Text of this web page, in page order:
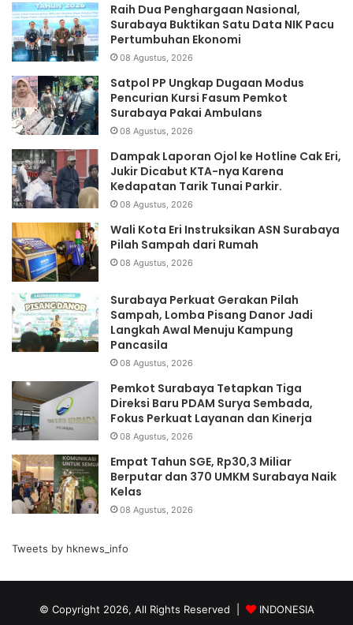
Raih Dua Penghargaan Nasional,
Surabaya Buktikan Satu Data NIK Pacu
Pertumbuhan Ekonomi
08 Agustus, 2026
Satpol PP Ungkap Dugaan Modus
Pencurian Kursi Fasum Pemkot
Surabaya Pakai Ambulans
08 Agustus, 2026
Dampak Laporan Ojol ke Hotline Cak Eri,
Jukir Dicabut KTA-nya Karena
Kedapatan Tarik Tunai Parkir.
08 Agustus, 2026
Wali Kota Eri Instruksikan ASN Surabaya
Pilah Sampah dari Rumah
08 Agustus, 2026
Surabaya Perkuat Gerakan Pilah
Sampah, Lomba Pisang Danor Jadi
Langkah Awal Menuju Kampung
Pancasila
08 Agustus, 2026
Pemkot Surabaya Tetapkan Tiga
Direksi Baru PDAM Surya Sembada,
Fokus Perkuat Layanan dan Kinerja
08 Agustus, 2026
Empat Tahun SGE, Rp30,3 Miliar
Berputar dan 370 UMKM Surabaya Naik
Kelas
08 Agustus, 2026
Tweets by hknews_info
© Copyright 2026, All Rights Reserved | INDONESIA